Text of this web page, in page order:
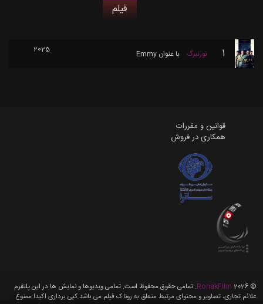
فیلم
1 نورنبرگ با عنوان Emmy
2025
قوانین و مقررات
همکاری در فروش
©
2026
RonakFilm. تمامی حقوق محفوظ است. تمامی ویدیوها و نمایش ها در این پلتفرم
علائم تجاری، تصاویر و محتوای مرتبط متعلق به روناک فیلم می باشد کپی برداری اکیدا ممنوع